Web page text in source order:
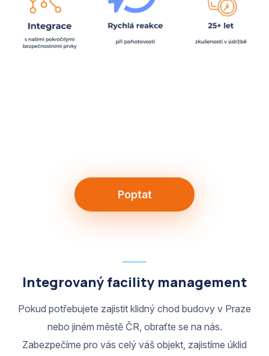
Poptat
Integrovaný facility management
Pokud potřebujete zajistit klidný chod budovy v Praze
nebo jiném městě ČR, obraťte se na nás.
Zabezpečíme pro vás celý váš objekt, zajistíme úklid